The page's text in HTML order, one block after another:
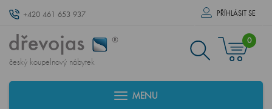
+420 461 653 937 PŘÍHLÁSIT SE
český koupelnový nábytek
0
MENU